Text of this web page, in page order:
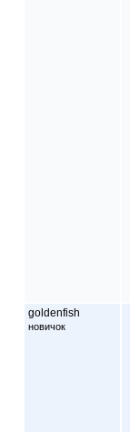
goldenfish
новичок